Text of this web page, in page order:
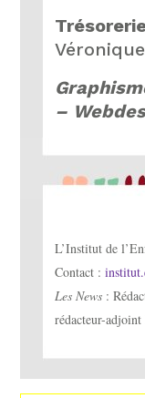
–
L’Institut de
Contact :
Les News :
rédacteur-